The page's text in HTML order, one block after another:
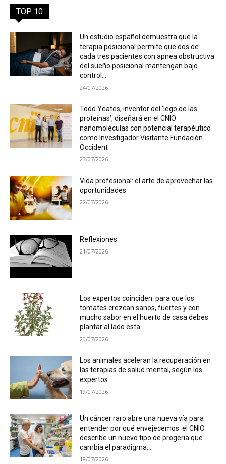
TOP 10
Un estudio español demuestra que la
terapia posicional permite que dos de
cada tres pacientes con apnea obstructiva
del sueño posicional mantengan bajo
control...
24/07/2026
Todd Yeates, inventor del ‘lego de las
proteínas’, diseñará en el CNIO
nanomoléculas con potencial terapéutico
como Investigador Visitante Fundación
Occident
23/07/2026
Vida profesional: el arte de aprovechar las
oportunidades
22/07/2026
Reflexiones
21/07/2026
Los expertos coinciden: para que los
tomates crezcan sanos, fuertes y con
mucho sabor en el huerto de casa debes
plantar al lado esta...
20/07/2026
Los animales aceleran la recuperación en
las terapias de salud mental, según los
expertos
19/07/2026
Un cáncer raro abre una nueva vía para
entender por qué envejecemos: el CNIO
describe un nuevo tipo de progeria que
cambia el paradigma...
18/07/2026